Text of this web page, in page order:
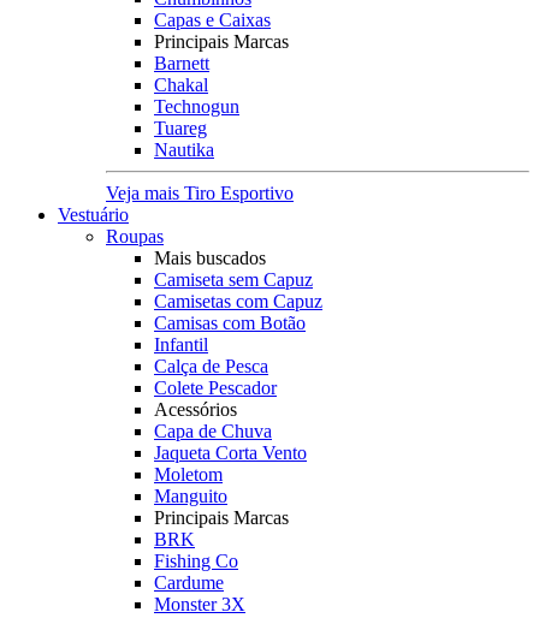
Capas e Caixas
Principais Marcas
Barnett
Chakal
Technogun
Tuareg
Nautika
Veja mais Tiro Esportivo
Vestuário
Roupas
Mais buscados
Camiseta sem Capuz
Camisetas com Capuz
Camisas com Botão
Infantil
Calça de Pesca
Colete Pescador
Acessórios
Capa de Chuva
Jaqueta Corta Vento
Moletom
Manguito
Principais Marcas
BRK
Fishing Co
Cardume
Monster 3X